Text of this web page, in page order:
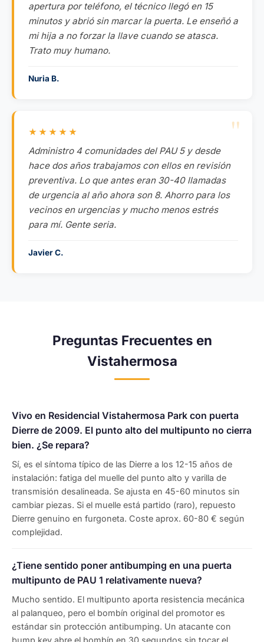
apertura por teléfono, el técnico llegó en 15
minutos y abrió sin marcar la puerta. Le enseñó a
mi hija a no forzar la llave cuando se atasca.
Trato muy humano.
Nuria B.
★★★★★
Administro 4 comunidades del PAU 5 y desde
hace dos años trabajamos con ellos en revisión
preventiva. Lo que antes eran 30-40 llamadas
de urgencia al año ahora son 8. Ahorro para los
vecinos en urgencias y mucho menos estrés
para mí. Gente seria.
Javier C.
Preguntas Frecuentes en
Vistahermosa
Vivo en Residencial Vistahermosa Park con puerta
Dierre de 2009. El punto alto del multipunto no cierra
bien. ¿Se repara?
Sí, es el síntoma típico de las Dierre a los 12-15 años de
instalación: fatiga del muelle del punto alto y varilla de
transmisión desalineada. Se ajusta en 45-60 minutos sin
cambiar piezas. Si el muelle está partido (raro), repuesto
Dierre genuino en furgoneta. Coste aprox. 60-80 € según
complejidad.
¿Tiene sentido poner antibumping en una puerta
multipunto de PAU 1 relativamente nueva?
Mucho sentido. El multipunto aporta resistencia mecánica
al palanqueo, pero el bombín original del promotor es
estándar sin protección antibumping. Un atacante con
bump key abre el bombín en 30 segundos sin tocar el